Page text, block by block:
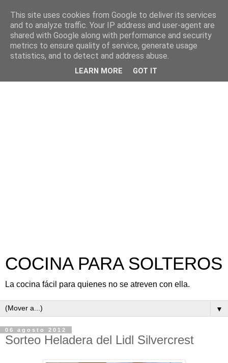
COCINA PARA SOLTEROS
La cocina fácil para quienes no se atreven con ella.
▼
06 agosto 2012
Sorteo Heladera del Lidl Silvercrest
This site uses cookies from Google to deliver its services
and to analyze traffic. Your IP address and user-agent are
shared with Google along with performance and security
metrics to ensure quality of service, generate usage
statistics, and to detect and address abuse.
LEARN MORE GOT IT